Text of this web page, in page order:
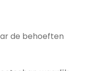
de behoeften